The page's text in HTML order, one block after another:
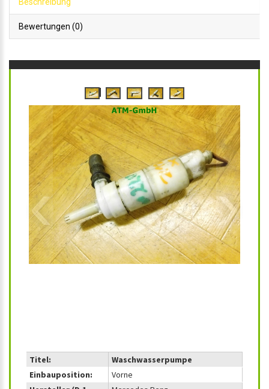
Bewertungen (0)
‹ ›
Titel:
Waschwasserpumpe
Einbauposition:
Vorne